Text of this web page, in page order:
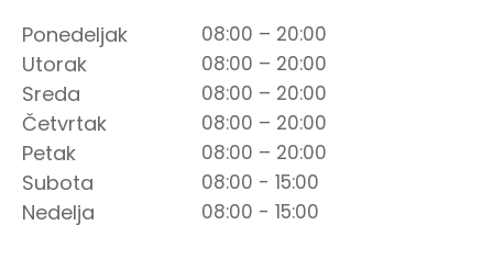
Ponedeljak
Utorak
Sreda
Četvrtak
Petak
Subota
Nedelja
08:00 – 20:00
08:00 – 20:00
08:00 – 20:00
08:00 – 20:00
08:00 – 20:00
08:00 - 15:00
08:00 - 15:00